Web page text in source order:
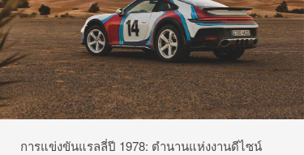
การแข่งขันแรลลี่ปี 1978: ตำนานแห่งงานดีไซน์